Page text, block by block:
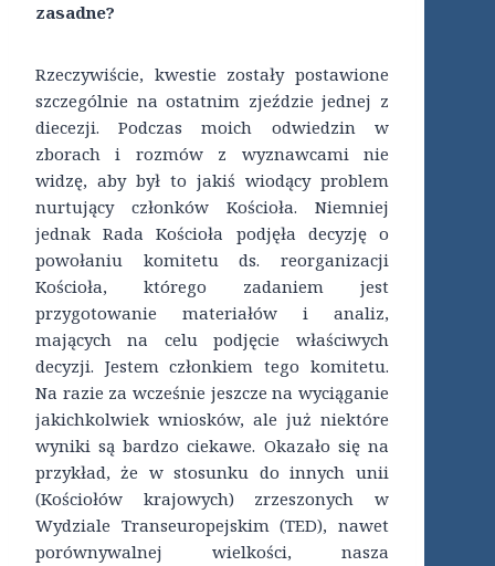
zasadne?
Rzeczywiście, kwestie zostały postawione
szczególnie na ostatnim zjeździe jednej z
diecezji. Podczas moich odwiedzin w
zborach i rozmów z wyznawcami nie
widzę, aby był to jakiś wiodący problem
nurtujący członków Kościoła. Niemniej
jednak Rada Kościoła podjęła decyzję o
powołaniu komitetu ds. reorganizacji
Kościoła, którego zadaniem jest
przygotowanie materiałów i analiz,
mających na celu podjęcie właściwych
decyzji. Jestem członkiem tego komitetu.
Na razie za wcześnie jeszcze na wyciąganie
jakichkolwiek wniosków, ale już niektóre
wyniki są bardzo ciekawe. Okazało się na
przykład, że w stosunku do innych unii
(Kościołów krajowych) zrzeszonych w
Wydziale Transeuropejskim (TED), nawet
porównywalnej wielkości, nasza